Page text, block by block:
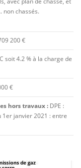
non chassés.
200 €
soit 4.2 % à la charge de
€
hors travaux : DPE :
janvier 2021 : entre